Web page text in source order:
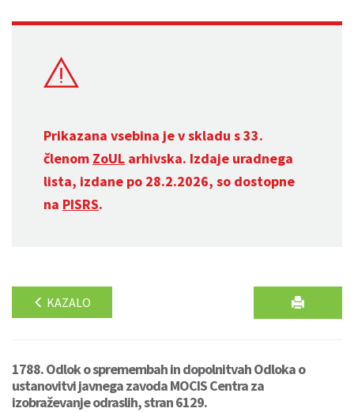
Prikazana vsebina je v skladu s 33.
členom ZoUL arhivska. Izdaje uradnega
lista, izdane po 28.2.2026, so dostopne
na PISRS.
KAZALO
1788. Odlok o spremembah in dopolnitvah Odloka o
ustanovitvi javnega zavoda MOCIS Centra za
izobraževanje odraslih, stran 6129.